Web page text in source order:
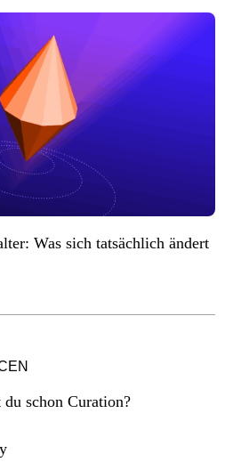
Was sich tatsächlich ändert
schon Curation?